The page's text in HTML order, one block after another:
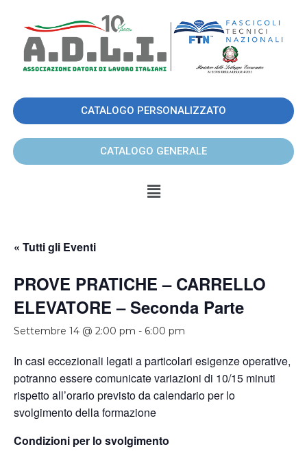
CATALOGO PERSONALIZZATO
CATALOGO GENERALE
« Tutti gli Eventi
PROVE PRATICHE – CARRELLO
ELEVATORE – Seconda Parte
Settembre 14 @ 2:00 pm - 6:00 pm
In casi eccezionali legati a particolari esigenze operative,
potranno essere comunicate variazioni di 10/15 minuti
rispetto all’orario previsto da calendario per lo
svolgimento della formazione
Condizioni per lo svolgimento